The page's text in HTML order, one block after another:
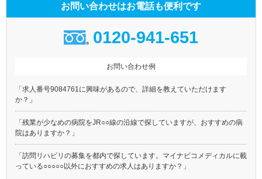
お問い合わせはお電話も便利です
0120-941-651
お問い合わせ例
「求人番号9084761に興味があるので、詳細を教えていただけます
か？」
「残業が少なめの病院をJR○○線の沿線で探していますが、おすすめの病
院はありますか？」
「訪問リハビリの募集を都内で探しています。マイナビコメディカルに載
っている○○○○○以外におすすめの求人はありますか？」